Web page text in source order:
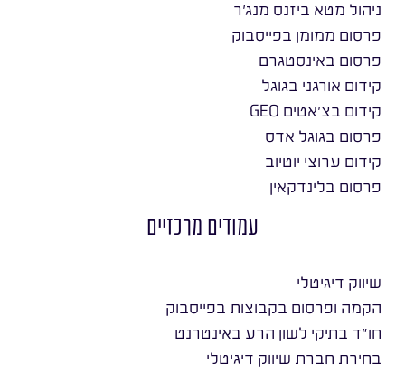
ניהול מטא ביזנס מנג׳ר
פרסום ממומן בפייסבוק
פרסום באינסטגרם
קידום אורגני בגוגל
קידום בצ׳אטים GEO
פרסום בגוגל אדס
קידום ערוצי יוטיוב
פרסום בלינדקאין
עמודים מרכזיים
שיווק דיגיטלי
הקמה ופרסום בקבוצות בפייסבוק
חו״ד בתיקי לשון הרע באינטרנט
בחירת חברת שיווק דיגיטלי